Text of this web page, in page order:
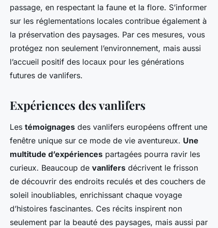
passage, en respectant la faune et la flore. S’informer
sur les réglementations locales contribue également à
la préservation des paysages. Par ces mesures, vous
protégez non seulement l’environnement, mais aussi
l’accueil positif des locaux pour les générations
futures de vanlifers.
Expériences des vanlifers
Les témoignages des vanlifers européens offrent une
fenêtre unique sur ce mode de vie aventureux. Une
multitude d’expériences partagées pourra ravir les
curieux. Beaucoup de vanlifers décrivent le frisson
de découvrir des endroits reculés et des couchers de
soleil inoubliables, enrichissant chaque voyage
d’histoires fascinantes. Ces récits inspirent non
seulement par la beauté des paysages, mais aussi par